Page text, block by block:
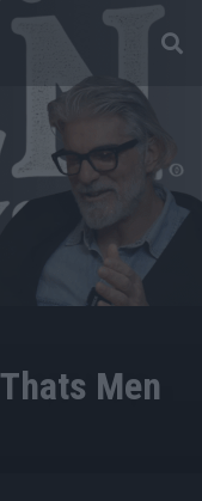
Men
ON SIGHT